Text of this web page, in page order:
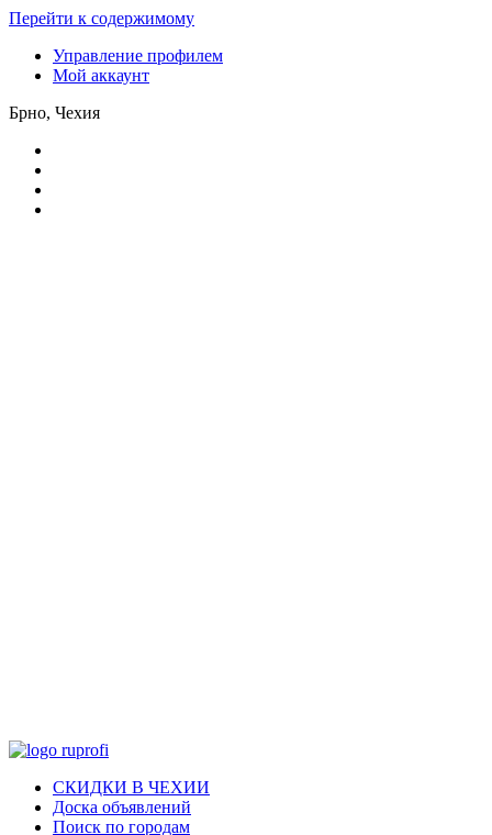
Перейти к содержимому
Управление профилем
Мой аккаунт
Брно, Чехия
СКИДКИ В ЧЕХИИ
Доска объявлений
Поиск по городам